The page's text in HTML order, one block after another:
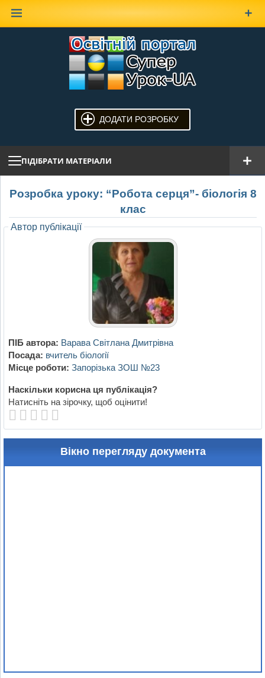
ДОДАТИ РОЗРОБКУ
ПІДІБРАТИ МАТЕРІАЛИ
Розробка уроку: “Робота серця”- біологія 8
клас
Автор публікації
ПІБ автора: Варава Світлана Дмитрівна
Посада: вчитель біології
Місце роботи: Запорізька ЗОШ №23
Наскільки корисна ця публікація?
Натисніть на зірочку, щоб оцінити!
Вікно перегляду документа